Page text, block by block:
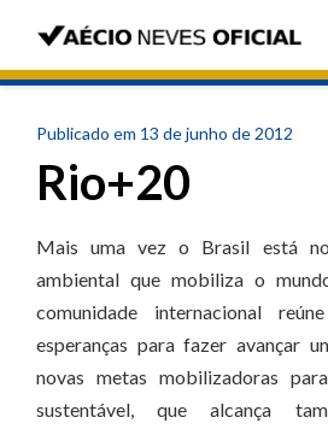
Publicado em 13 de junho de 2012
Rio+20
Mais uma vez o Brasil está
ambiental que mobiliza o
comunidade internacional
esperanças para fazer avançar
novas metas mobilizadoras
sustentável, que alcança